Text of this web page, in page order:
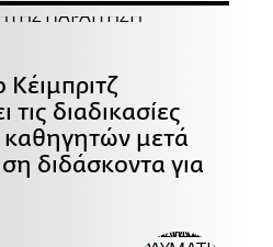
Κέιμπριτζ
τις διαδικασίες
μετά
διδάσκοντα για